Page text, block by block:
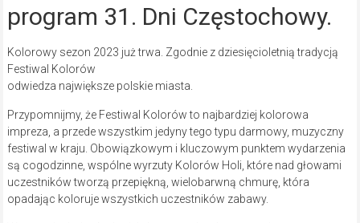
program 31. Dni Częstochowy.
Kolorowy sezon 2023 już trwa. Zgodnie z dziesięcioletnią tradycją
Festiwal Kolorów
odwiedza największe polskie miasta.
Przypomnijmy, że Festiwal Kolorów to najbardziej kolorowa
impreza, a przede wszystkim jedyny tego typu darmowy, muzyczny
festiwal w kraju. Obowiązkowym i kluczowym punktem wydarzenia
są cogodzinne, wspólne wyrzuty Kolorów Holi, które nad głowami
uczestników tworzą przepiękną, wielobarwną chmurę, która
opadając koloruje wszystkich uczestników zabawy.